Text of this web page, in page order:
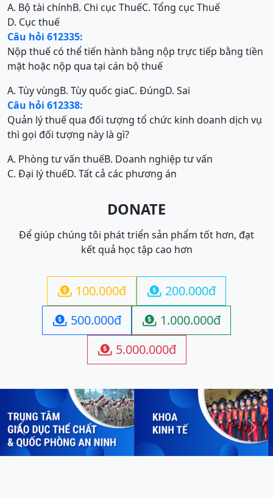
A. Bộ tài chínhB. Chi cục ThuếC. Tổng cục Thuế
D. Cục thuế
Câu hỏi 612335:
Nộp thuế có thể tiến hành bằng nộp trực tiếp bằng tiền
mặt hoặc nộp qua tại cán bộ thuế
A. Tùy vùngB. Tùy quốc giaC. ĐúngD. Sai
Câu hỏi 612338:
Quản lý thuế qua đối tượng tổ chức kinh doanh dịch vụ
thì gọi đối tượng này là gì?
A. Phòng tư vấn thuếB. Doanh nghiệp tư vấn
C. Đại lý thuếD. Tất cả các phương án
DONATE
Để giúp chúng tôi phát triển sản phẩm tốt hơn, đạt
kết quả học tập cao hơn
 100.000đ  200.000đ
 500.000đ  1.000.000đ
 5.000.000đ
Previous Next